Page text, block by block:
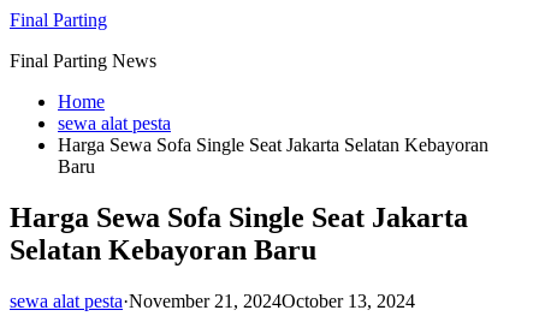
Skip
content
Final Parting
Final Parting News
Home
sewa alat pesta
Harga Sewa Sofa Single Seat Jakarta Selatan Kebayoran
Baru
Harga Sewa Sofa Single Seat Jakarta
Selatan Kebayoran Baru
sewa alat pesta·November 21, 2024October 13, 2024